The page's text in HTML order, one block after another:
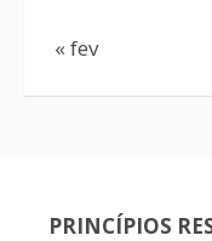
« fev
PRINCÍPIOS